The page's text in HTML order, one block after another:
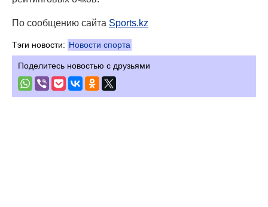
По сообщению сайта Sports.kz
Тэги новости: Новости спорта
Поделитесь новостью с друзьями